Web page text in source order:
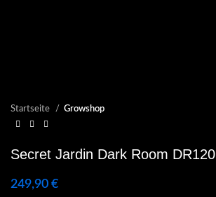
Startseite Growshop
Secret Jardin Dark Room DR120
249,90 €